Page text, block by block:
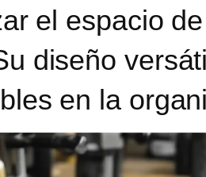
el espacio
diseño
en la